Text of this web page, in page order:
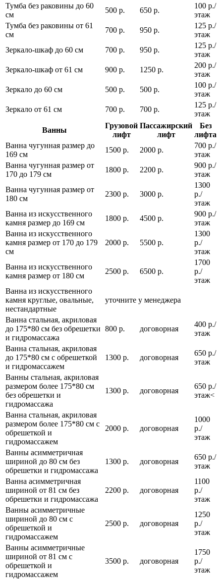
Тумба без раковины до 60
см
500 р. 650 р.
100 р./
этаж
Тумба без раковины от 61
см
700 р. 950 р.
125 р./
этаж
Зеркало-шкаф до 60 см
700 р. 950 р.
125 р./
этаж
Зеркало-шкаф от 61 см
900 р. 1250 р.
200 р./
этаж
Зеркало до 60 см
500 р. 500 р.
100 р./
этаж
Зеркало от 61 см
700 р. 700 р.
125 р./
этаж
Ванны
Грузовой
лифт
Пассажирский
лифт
Без
лифта
Ванна чугунная размер до
169 см
1500 р. 2000 р.
700 р./
этаж
Ванна чугунная размер от
170 до 179 см
1800 р. 2200 р.
900 р./
этаж
Ванна чугунная размер от
180 см
2300 р. 3000 р.
1300
р./
этаж
Ванна из искусственного
камня размер до 169 см
1800 р. 4500 р.
900 р./
этаж
Ванна из искусственного
камня размер от 170 до 179
см
2000 р. 5500 р.
1300
р./
этаж
Ванна из искусственного
камня размер от 180 см
2500 р. 6500 р.
1700
р./
этаж
Ванна из искусственного
камня круглые, овальные,
нестандартные
уточните у менеджера
Ванна стальная, акриловая
до 175*80 см без обрешетки
и гидромассажа
800 р. договорная
400 р./
этаж
Ванна стальная, акриловая
до 175*80 см с обрешеткой
и гидромассажем
1300 р. договорная
650 р./
этаж
Ванны стальная, акриловая
размером более 175*80 см
без обрешетки и
гидромассажа
1300 р. договорная
650 р./
этаж<
Ванна стальная, акриловая
размером более 175*80 см с
обрешеткой и
гидромассажем
2000 р. договорная
1000
р./
этаж
Ванны асимметричная
шириной до 80 см без
обрешетки и гидромассажа
1300 р. договорная
650 р./
этаж
Ванна асимметричная
шириной от 81 см без
обрешетки и гидромассажа
2200 р. договорная
1100
р./
этаж
Ванны асимметричные
шириной до 80 см с
обрешеткой и
гидромассажем
2500 р. договорная
1250
р./
этаж
Ванны асимметричные
шириной от 81 см с
обрешеткой и
гидромассажем
3500 р. договорная
1750
р./
этаж